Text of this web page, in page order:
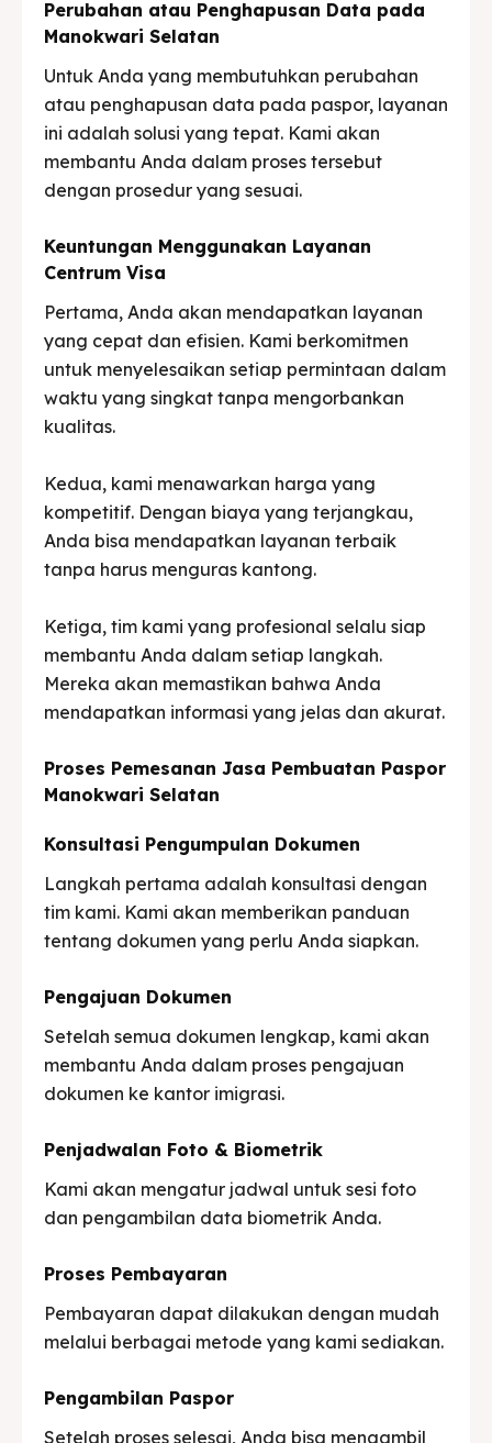
Perubahan atau Penghapusan Data pada
Manokwari Selatan
Untuk Anda yang membutuhkan perubahan
atau penghapusan data pada paspor, layanan
ini adalah solusi yang tepat. Kami akan
membantu Anda dalam proses tersebut
dengan prosedur yang sesuai.
Keuntungan Menggunakan Layanan
Centrum Visa
Pertama, Anda akan mendapatkan layanan
yang cepat dan efisien. Kami berkomitmen
untuk menyelesaikan setiap permintaan dalam
waktu yang singkat tanpa mengorbankan
kualitas.
Kedua, kami menawarkan harga yang
kompetitif. Dengan biaya yang terjangkau,
Anda bisa mendapatkan layanan terbaik
tanpa harus menguras kantong.
Ketiga, tim kami yang profesional selalu siap
membantu Anda dalam setiap langkah.
Mereka akan memastikan bahwa Anda
mendapatkan informasi yang jelas dan akurat.
Proses Pemesanan Jasa Pembuatan Paspor
Manokwari Selatan
Konsultasi Pengumpulan Dokumen
Langkah pertama adalah konsultasi dengan
tim kami. Kami akan memberikan panduan
tentang dokumen yang perlu Anda siapkan.
Pengajuan Dokumen
Setelah semua dokumen lengkap, kami akan
membantu Anda dalam proses pengajuan
dokumen ke kantor imigrasi.
Penjadwalan Foto & Biometrik
Kami akan mengatur jadwal untuk sesi foto
dan pengambilan data biometrik Anda.
Proses Pembayaran
Pembayaran dapat dilakukan dengan mudah
melalui berbagai metode yang kami sediakan.
Pengambilan Paspor
Setelah proses selesai, Anda bisa mengambil